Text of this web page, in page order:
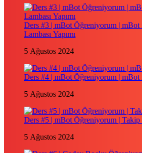
Ders #3 | mBot Öğreniyorum | mBot
Lambası Yapımı
5 Ağustos 2024
Ders #4 | mBot Öğreniyorum | mBot
5 Ağustos 2024
Ders #5 | mBot Öğreniyorum |
5 Ağustos 2024